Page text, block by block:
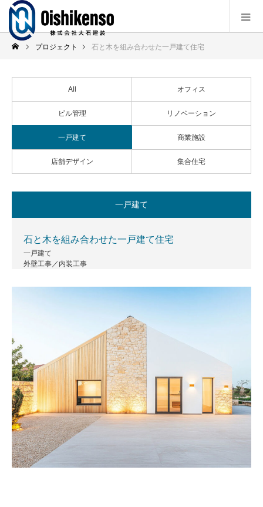
プロジェクト 石と木を組み合わせた一戸建て住宅
All オフィス
ビル管理 リノベーション
一戸建て 商業施設
店舗デザイン 集合住宅
一戸建て
石と木を組み合わせた一戸建て住宅
一戸建て
外壁工事／内装工事